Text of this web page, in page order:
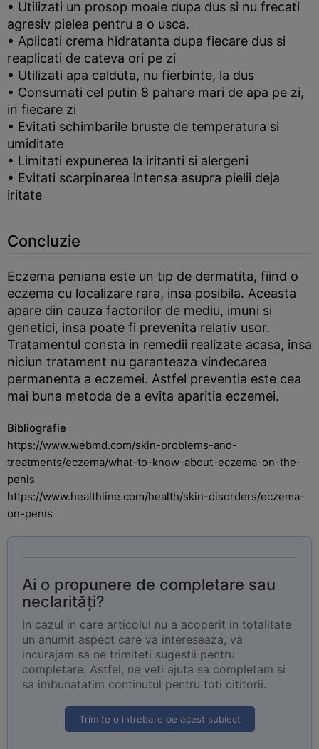
• Utilizati un prosop moale dupa dus si nu frecati
agresiv pielea pentru a o usca.
• Aplicati crema hidratanta dupa fiecare dus si
reaplicati de cateva ori pe zi
• Utilizati apa calduta, nu fierbinte, la dus
• Consumati cel putin 8 pahare mari de apa pe zi,
in fiecare zi
• Evitati schimbarile bruste de temperatura si
umiditate
• Limitati expunerea la iritanti si alergeni
• Evitati scarpinarea intensa asupra pielii deja
iritate
Concluzie
Eczema peniana este un tip de dermatita, fiind o
eczema cu localizare rara, insa posibila. Aceasta
apare din cauza factorilor de mediu, imuni si
genetici, insa poate fi prevenita relativ usor.
Tratamentul consta in remedii realizate acasa, insa
niciun tratament nu garanteaza vindecarea
permanenta a eczemei. Astfel preventia este cea
mai buna metoda de a evita aparitia eczemei.
Bibliografie
https://www.webmd.com/skin-problems-and-
treatments/eczema/what-to-know-about-eczema-on-the-
penis
https://www.healthline.com/health/skin-disorders/eczema-
on-penis
Ai o propunere de completare sau
neclarități?
In cazul in care articolul nu a acoperit in totalitate
un anumit aspect care va intereseaza, va
incurajam sa ne trimiteti sugestii pentru
completare. Astfel, ne veti ajuta sa completam si
sa imbunatatim continutul pentru toti cititorii.
Trimite o intrebare pe acest subiect